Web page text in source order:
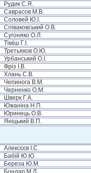
Рудик С.Я.
Саврасов М.В.
Соловей Ю.І.
Співаковський О.В.
Сугоняко О.Л.
Тіміш Г.І.
Третьяков О.Ю.
Урбанський О.І.
Фріз І.В.
Хлань С.В.
Чепинога В.М.
Черненко О.М.
Шверк Г.А.
Южаніна Н.П.
Юринець О.В.
Яніцький В.П.
Алексєєв І.С.
Бабій Ю.Ю.
Береза Ю.М.
Бондар М.Л.